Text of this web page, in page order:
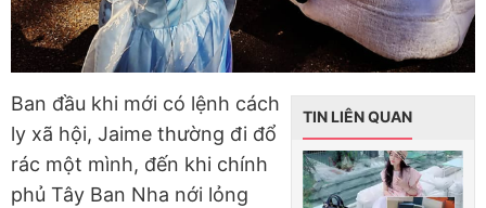
TIN LIÊN QUAN
Ban đầu khi mới có lệnh cách
ly xã hội, Jaime thường đi đổ
rác một mình, đến khi chính
phủ Tây Ban Nha nới lỏng